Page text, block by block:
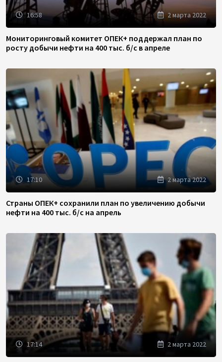
16:58 2 марта 2022
Мониторинговый комитет ОПЕК+ поддержал план по
росту добычи нефти на 400 тыс. б/с в апреле
17:10 2 марта 2022
Страны ОПЕК+ сохранили план по увеличению добычи
нефти на 400 тыс. б/с на апрель
17:14 2 марта 2022